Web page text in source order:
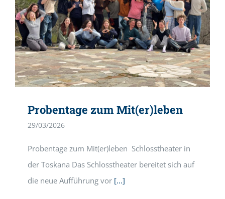
Probentage zum Mit(er)leben
29/03/2026
Probentage zum Mit(er)leben Schlosstheater in
der Toskana Das Schlosstheater bereitet sich auf
die neue Aufführung vor[...]